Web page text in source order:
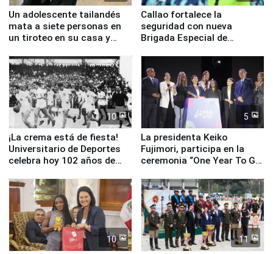
Un adolescente tailandés
mata a siete personas en
un tiroteo en su casa y
Callao fortalece la
seguridad con nueva
Brigada Especial de
equipamiento para
Serenazgo
10
¡La crema está de fiesta!
Universitario de Deportes
celebra hoy 102 años de
5
La presidenta Keiko
Fujimori, participa en la
ceremonia “One Year To Go
10 11